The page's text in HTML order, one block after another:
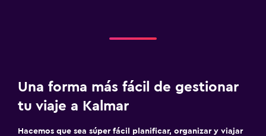
Una forma más fácil de gestionar
tu viaje a Kalmar
Hacemos que sea súper fácil planificar, organizar y viajar